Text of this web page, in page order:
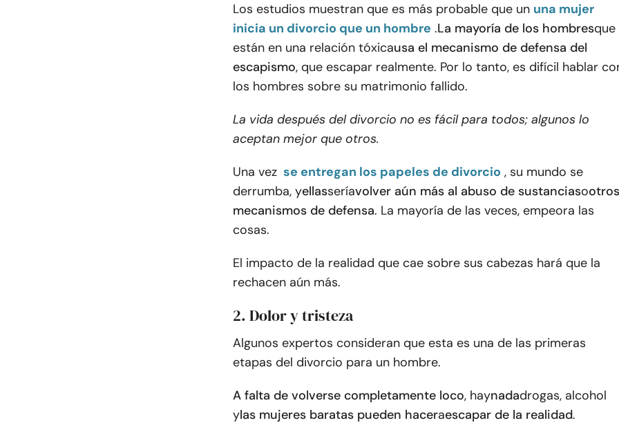
Los estudios muestran que es más probable que un una mujer
inicia un divorcio que un hombre .La mayoría de los hombresque
están en una relación tóxicausa el mecanismo de defensa del
escapismo, que escapar realmente. Por lo tanto, es difícil hablar
los hombres sobre su matrimonio fallido.
La vida después del divorcio no es fácil para todos; algunos lo
aceptan mejor que otros.
Una vez se entregan los papeles de divorcio , su mundo se
derrumba, yellasseríavolver aún más al abuso de sustanciasootros
mecanismos de defensa. La mayoría de las veces, empeora las
cosas.
El impacto de la realidad que cae sobre sus cabezas hará que la
rechacen aún más.
2. Dolor y tristeza
Algunos expertos consideran que esta es una de las primeras
etapas del divorcio para un hombre.
A falta de volverse completamente loco, haynadadrogas, alcohol
ylas mujeres baratas pueden haceraescapar de la realidad.